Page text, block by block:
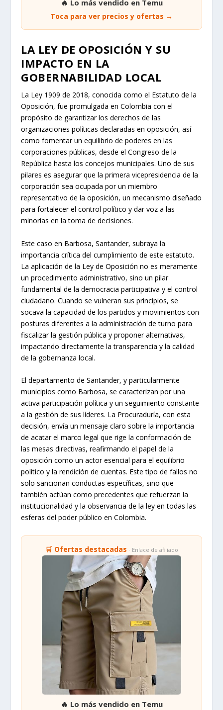
🔥 Lo más vendido en Temu
Toca para ver precios y ofertas →
LA LEY DE OPOSICIÓN Y SU
IMPACTO EN LA
GOBERNABILIDAD LOCAL
La Ley 1909 de 2018, conocida como el Estatuto de la
Oposición, fue promulgada en Colombia con el
propósito de garantizar los derechos de las
organizaciones políticas declaradas en oposición, así
como fomentar un equilibrio de poderes en las
corporaciones públicas, desde el Congreso de la
República hasta los concejos municipales. Uno de sus
pilares es asegurar que la primera vicepresidencia de la
corporación sea ocupada por un miembro
representativo de la oposición, un mecanismo diseñado
para fortalecer el control político y dar voz a las
minorías en la toma de decisiones.
Este caso en Barbosa, Santander, subraya la
importancia crítica del cumplimiento de este estatuto.
La aplicación de la Ley de Oposición no es meramente
un procedimiento administrativo, sino un pilar
fundamental de la democracia participativa y el control
ciudadano. Cuando se vulneran sus principios, se
socava la capacidad de los partidos y movimientos con
posturas diferentes a la administración de turno para
fiscalizar la gestión pública y proponer alternativas,
impactando directamente la transparencia y la calidad
de la gobernanza local.
El departamento de Santander, y particularmente
municipios como Barbosa, se caracterizan por una
activa participación política y un seguimiento constante
a la gestión de sus líderes. La Procuraduría, con esta
decisión, envía un mensaje claro sobre la importancia
de acatar el marco legal que rige la conformación de
las mesas directivas, reafirmando el papel de la
oposición como un actor esencial para el equilibrio
político y la rendición de cuentas. Este tipo de fallos no
solo sancionan conductas específicas, sino que
también actúan como precedentes que refuerzan la
institucionalidad y la observancia de la ley en todas las
esferas del poder público en Colombia.
🛒 Ofertas destacadas · Enlace de afiliado
🔥 Lo más vendido en Temu